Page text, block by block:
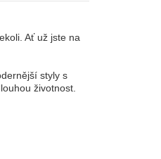
Ať už jste na
styly s
životnost.